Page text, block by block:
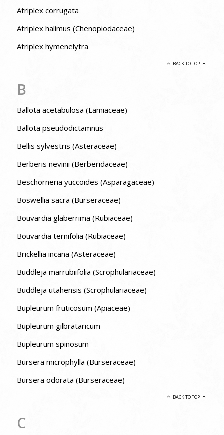
Atriplex corrugata
Atriplex halimus (Chenopiodaceae)
Atriplex hymenelytra
BACK TO TOP
B
Ballota acetabulosa (Lamiaceae)
Ballota pseudodictamnus
Bellis sylvestris (Asteraceae)
Berberis nevinii (Berberidaceae)
Beschorneria yuccoides (Asparagaceae)
Boswellia sacra (Burseraceae)
Bouvardia glaberrima (Rubiaceae)
Bouvardia ternifolia (Rubiaceae)
Brickellia incana (Asteraceae)
Buddleja marrubiifolia (Scrophulariaceae)
Buddleja utahensis (Scrophulariaceae)
Bupleurum fruticosum (Apiaceae)
Bupleurum gilbrataricum
Bupleurum spinosum
Bursera microphylla (Burseraceae)
Bursera odorata (Burseraceae)
BACK TO TOP
C